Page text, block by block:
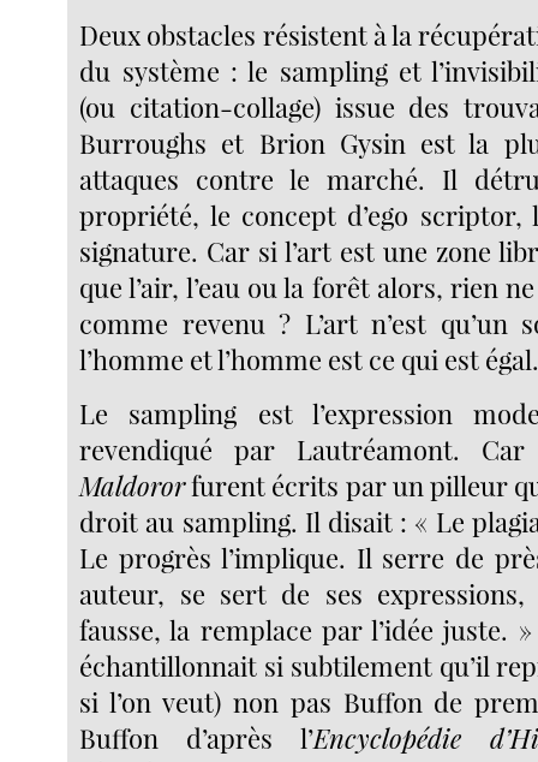
Deux obstacles résistent à la
du système : le sampling et
(ou citation-collage) issue des
Burroughs et Brion Gysin est la
attaques contre le marché. Il
propriété, le concept d’ego scriptor,
signature. Car si l’art est une zone
que l’air, l’eau ou la forêt alors, rien
comme revenu ? L’art n’est qu’un
l’homme et l’homme est ce qui est
Le sampling est l’expression
revendiqué par Lautréamont.
Maldororfurent écrits par un pilleur
droit au sampling. Il disait : « Le
Le progrès l’implique. Il serre de
auteur, se sert de ses
fausse, la remplace par l’idée juste.
échantillonnait si subtilement qu’il
si l’on veut) non pas Buffon de
Buffon d’après l’Encyclopédie